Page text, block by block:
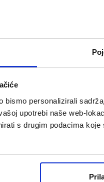
bismo personalizirali
upotrebi naše web-
s drugim podacima
za 4. razred gimnazija i